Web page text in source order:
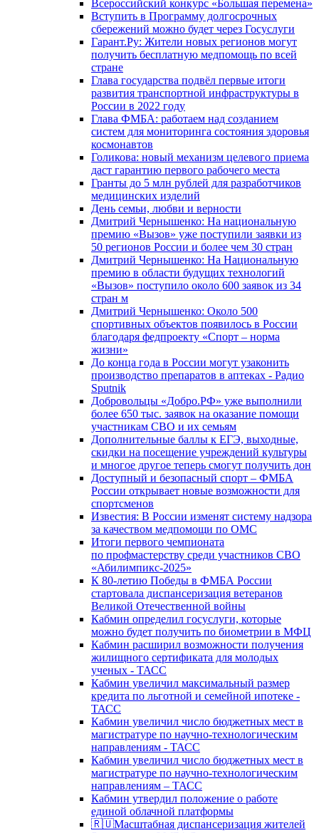
Всероссийский конкурс «Большая перемена»
Вступить в Программу долгосрочных
сбережений можно будет через Госуслуги
Гарант.Ру: Жители новых регионов могут
получить бесплатную медпомощь по всей
стране
Глава государства подвёл первые итоги
развития транспортной инфраструктуры в
России в 2022 году
Глава ФМБА: работаем над созданием
систем для мониторинга состояния здоровья
космонавтов
Голикова: новый механизм целевого приема
даст гарантию первого рабочего места
Гранты до 5 млн рублей для разработчиков
медицинских изделий
День семьи, любви и верности
Дмитрий Чернышенко: На национальную
премию «Вызов» уже поступили заявки из
50 регионов России и более чем 30 стран
Дмитрий Чернышенко: На Национальную
премию в области будущих технологий
«Вызов» поступило около 600 заявок из 34
стран м
Дмитрий Чернышенко: Около 500
спортивных объектов появилось в России
благодаря федпроекту «Спорт – норма
жизни»
До конца года в России могут узаконить
производство препаратов в аптеках - Радио
Sputnik
Добровольцы «Добро.РФ» уже выполнили
более 650 тыс. заявок на оказание помощи
участникам СВО и их семьям
Дополнительные баллы к ЕГЭ, выходные,
скидки на посещение учреждений культуры
и многое другое теперь смогут получить дон
Доступный и безопасный спорт – ФМБА
России открывает новые возможности для
спортсменов
Известия: В России изменят систему надзора
за качеством медпомощи по ОМС
Итоги первого чемпионата
по профмастерству среди участников СВО
«Абилимпикс-2025»
К 80-летию Победы в ФМБА России
стартовала диспансеризация ветеранов
Великой Отечественной войны
Кабмин определил госуслуги, которые
можно будет получить по биометрии в МФЦ
Кабмин расширил возможности получения
жилищного сертификата для молодых
ученых - ТАСС
Кабмин увеличил максимальный размер
кредита по льготной и семейной ипотеке -
ТАСС
Кабмин увеличил число бюджетных мест в
магистратуре по научно-технологическим
направлениям - ТАСС
Кабмин увеличил число бюджетных мест в
магистратуре по научно-технологическим
направлениям – ТАСС
Кабмин утвердил положение о работе
единой облачной платформы
🇷🇺Масштабная диспансеризация жителей